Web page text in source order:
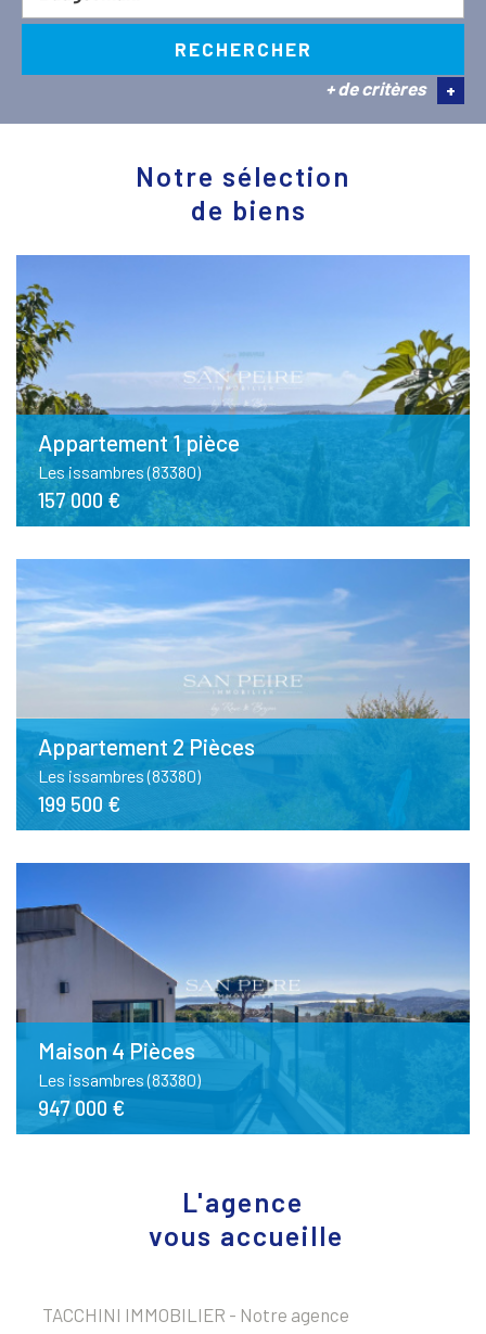
10KM
RECHERCHER
+ de critères
+
Notre sélection
de biens
Appartement 1 pièce
Les issambres (83380)
157 000 €
Appartement 2 Pièces
Les issambres (83380)
199 500 €
Maison 4 Pièces
Les issambres (83380)
947 000 €
L'agence
vous accueille
TACCHINI IMMOBILIER - Notre agence